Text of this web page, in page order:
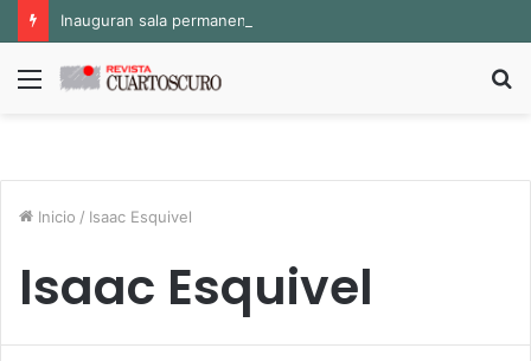
Menú
Inicio / Isaac Esquivel
Isaac Esquivel